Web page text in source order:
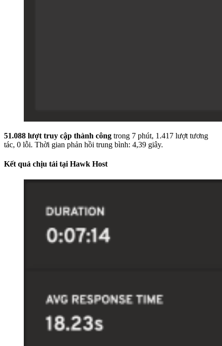
51.088 lượt truy cập thành công trong 7 phút, 1.417 lượt tương
tác, 0 lỗi. Thời gian phản hồi trung bình: 4,39 giây.
Kết quả chịu tải tại Hawk Host